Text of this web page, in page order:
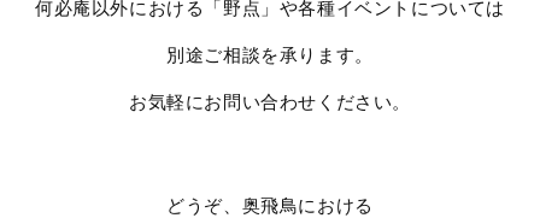
何必庵以外における「野点」や各種イベントについては
別途ご相談を承ります。
お気軽にお問い合わせください。
どうぞ、奥飛鳥における